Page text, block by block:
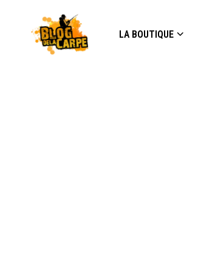
LA BOUTIQUE